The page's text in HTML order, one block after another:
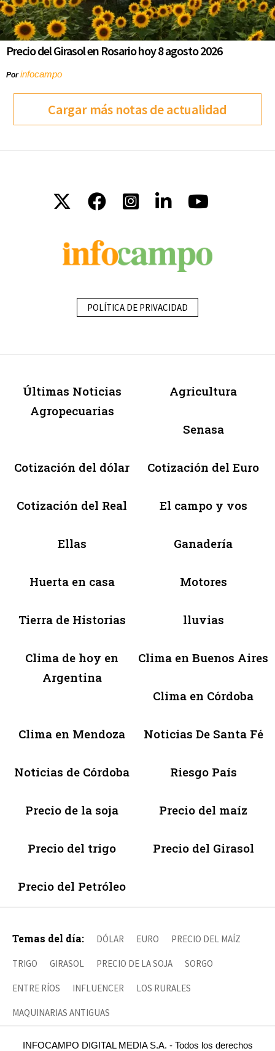
Precio del Girasol en Rosario hoy 8 agosto 2026
Porinfocampo
Cargar más notas de actualidad
POLÍTICA DE PRIVACIDAD
Últimas Noticias
Agropecuarias
Agricultura
Senasa
Cotización del dólar Cotización del Euro
Cotización del Real El campo y vos
Ellas Ganadería
Huerta en casa Motores
Tierra de Historias lluvias
Clima de hoy en
Argentina
Clima en Buenos Aires
Clima en Córdoba
Clima en Mendoza Noticias De Santa Fé
Noticias de Córdoba Riesgo País
Precio de la soja Precio del maíz
Precio del trigo Precio del Girasol
Precio del Petróleo
Temas del día: DÓLAR EURO PRECIO DEL MAÍZ
TRIGO GIRASOL PRECIO DE LA SOJA SORGO
ENTRE RÍOS INFLUENCER LOS RURALES
MAQUINARIAS ANTIGUAS
INFOCAMPO DIGITAL MEDIA S.A. - Todos los derechos